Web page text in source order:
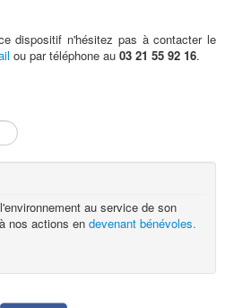
dispositif n'hésitez pas à contacter le
ou par téléphone au 03 21 55 92 16.
au service de son
nos actions en devenant bénévoles.